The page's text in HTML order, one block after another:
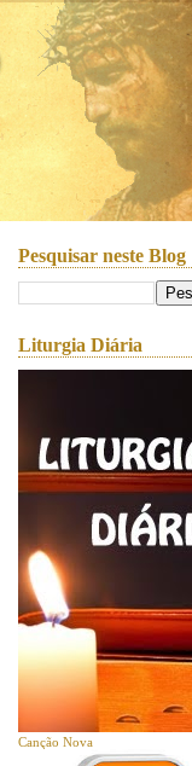
Pesquisar neste Blog
Liturgia Diária
Canção Nova